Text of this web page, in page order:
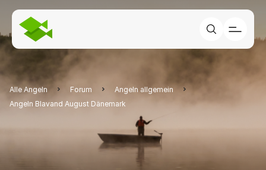
Alle Angeln Forum
Angeln allgemein
Angeln Blavand August Dänemark